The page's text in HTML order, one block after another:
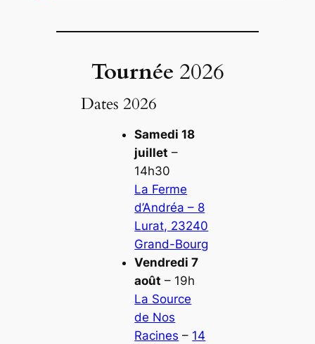
Tournée 2026
Dates 2026
Samedi 18
juillet –
14h30
La Ferme
d’Andréa – 8
Lurat, 23240
Grand-Bourg
Vendredi 7
août – 19h
La Source
de Nos
Racines – 14